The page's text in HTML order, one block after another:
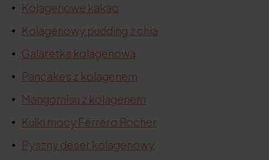
Kolagenowe kakao
Kolagenowy pudding z chia
Galaretka kolagenowa
Pancakes z kolagenem
Mangomisu z kolagenem
Kulki mocy Ferrero Rocher
Pyszny deser kolagenowy